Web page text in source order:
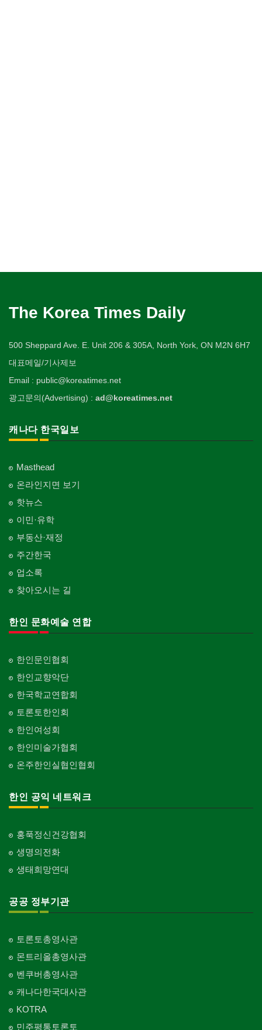
The Korea Times Daily
500 Sheppard Ave. E. Unit 206 & 305A, North York, ON M2N 6H7
대표메일/기사제보
Email : public@koreatimes.net
광고문의(Advertising) : ad@koreatimes.net
캐나다 한국일보
Masthead
온라인지면 보기
핫뉴스
이민·유학
부동산·재정
주간한국
업소록
찾아오시는 길
한인 문화예술 연합
한인문인협회
한인교향악단
한국학교연합회
토론토한인회
한인여성회
한인미술가협회
온주한인실협인협회
한인 공익 네트워크
홍푹정신건강협회
생명의전화
생태희망연대
공공 정부기관
토론토총영사관
몬트리올총영사관
벤쿠버총영사관
캐나다한국대사관
KOTRA
민주평통토론토